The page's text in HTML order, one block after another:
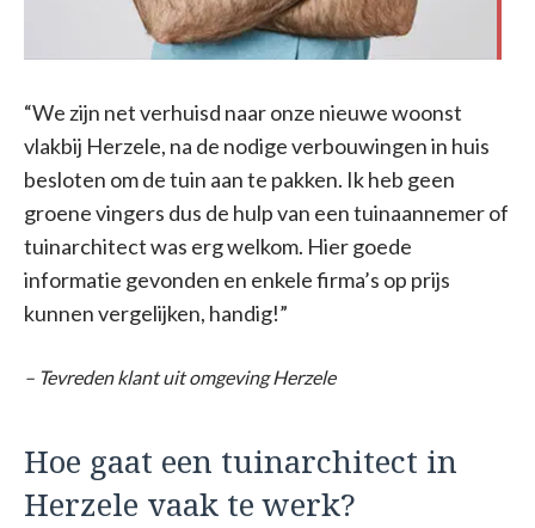
“We zijn net verhuisd naar onze nieuwe woonst
vlakbij Herzele, na de nodige verbouwingen in huis
besloten om de tuin aan te pakken. Ik heb geen
groene vingers dus de hulp van een tuinaannemer of
tuinarchitect was erg welkom. Hier goede
informatie gevonden en enkele firma’s op prijs
kunnen vergelijken, handig!”
– Tevreden klant uit omgeving Herzele
Hoe gaat een tuinarchitect in
Herzele vaak te werk?